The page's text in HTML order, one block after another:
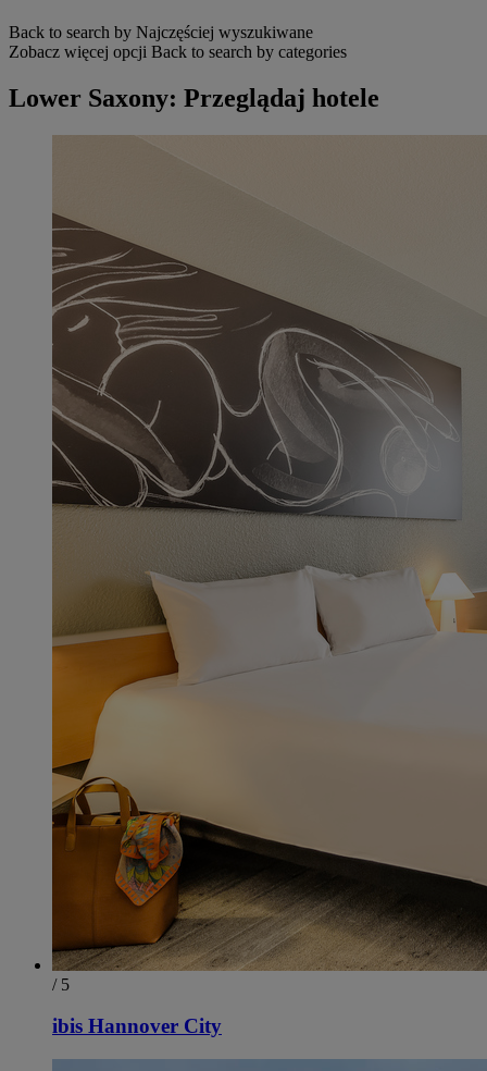
Back to search by Najczęściej wyszukiwane
Zobacz więcej opcji Back to search by categories
Lower Saxony: Przeglądaj hotele
/ 5
ibis Hannover City